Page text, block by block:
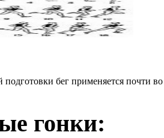
бег применяется почти
гонки: